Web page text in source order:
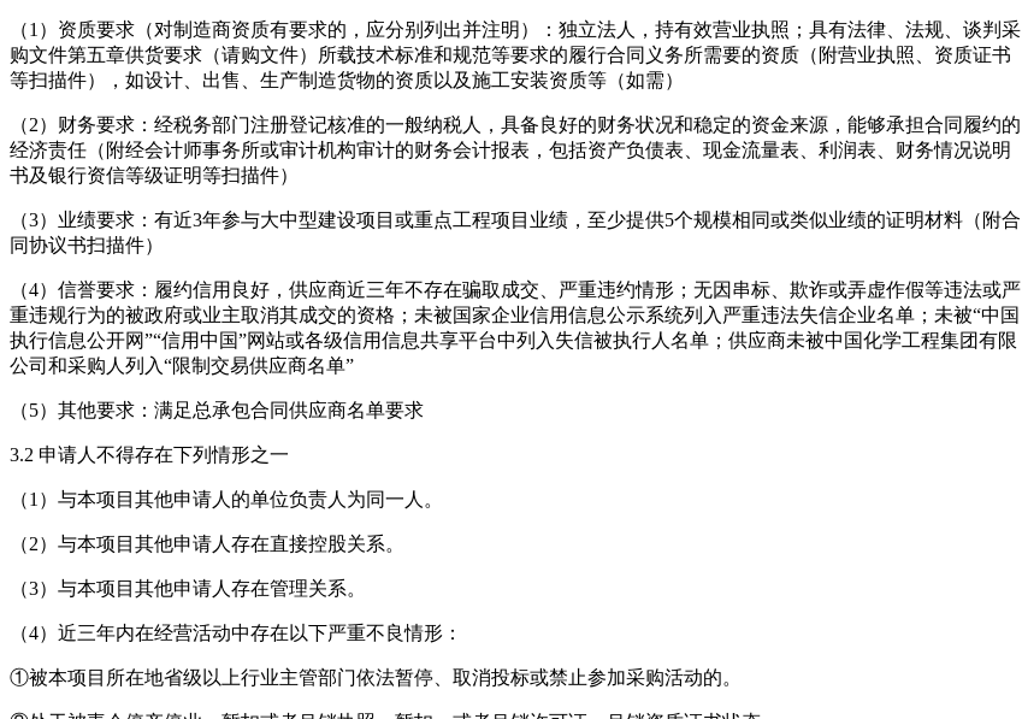
（1）资质要求（对制造商资质有要求的，应分别列出并注明）：独立法人，持有效营业执照；具有法律、法规、谈判采
购文件第五章供货要求（请购文件）所载技术标准和规范等要求的履行合同义务所需要的资质（附营业执照、资质证书
等扫描件），如设计、出售、生产制造货物的资质以及施工安装资质等（如需）
（2）财务要求：经税务部门注册登记核准的一般纳税人，具备良好的财务状况和稳定的资金来源，能够承担合同履约的
经济责任（附经会计师事务所或审计机构审计的财务会计报表，包括资产负债表、现金流量表、利润表、财务情况说明
书及银行资信等级证明等扫描件）
（3）业绩要求：有近3年参与大中型建设项目或重点工程项目业绩，至少提供5个规模相同或类似业绩的证明材料（附合
同协议书扫描件）
（4）信誉要求：履约信用良好，供应商近三年不存在骗取成交、严重违约情形；无因串标、欺诈或弄虚作假等违法或严
重违规行为的被政府或业主取消其成交的资格；未被国家企业信用信息公示系统列入严重违法失信企业名单；未被“中国
执行信息公开网”“信用中国”网站或各级信用信息共享平台中列入失信被执行人名单；供应商未被中国化学工程集团有限
公司和采购人列入“限制交易供应商名单”
（5）其他要求：满足总承包合同供应商名单要求
3.2 申请人不得存在下列情形之一
（1）与本项目其他申请人的单位负责人为同一人。
（2）与本项目其他申请人存在直接控股关系。
（3）与本项目其他申请人存在管理关系。
（4）近三年内在经营活动中存在以下严重不良情形：
①被本项目所在地省级以上行业主管部门依法暂停、取消投标或禁止参加采购活动的。